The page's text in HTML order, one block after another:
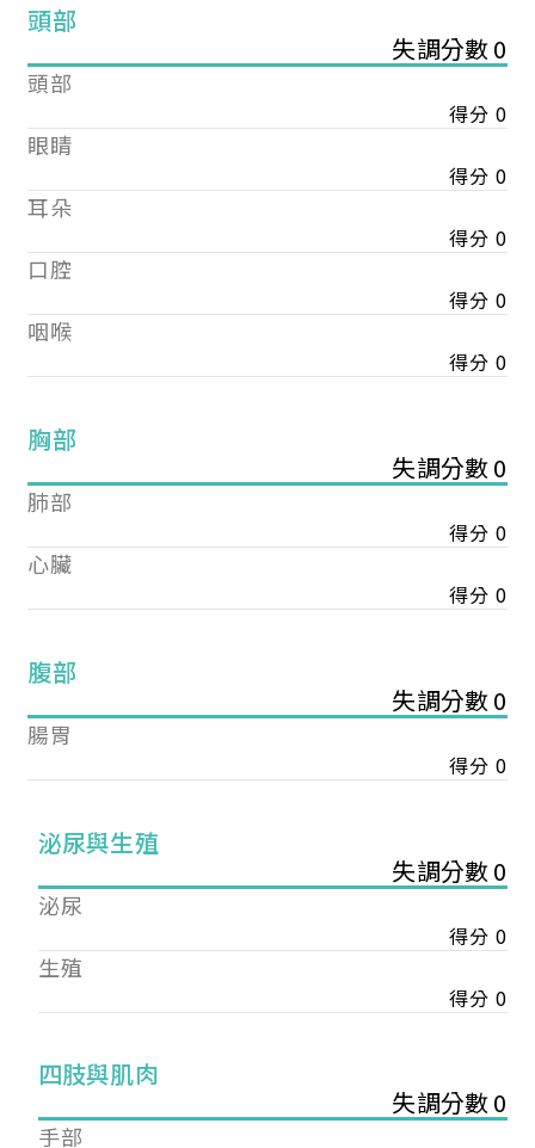
頭部
失調分數 0
頭部
得分 0
眼睛
得分 0
耳朵
得分 0
口腔
得分 0
咽喉
得分 0
胸部
失調分數 0
肺部
得分 0
心臟
得分 0
腹部
失調分數 0
腸胃
得分 0
泌尿與生殖
失調分數 0
泌尿
得分 0
生殖
得分 0
四肢與肌肉
失調分數 0
手部
您已成功送出會員申請
您好，您的會員申請，已成功送出，經本協會理事